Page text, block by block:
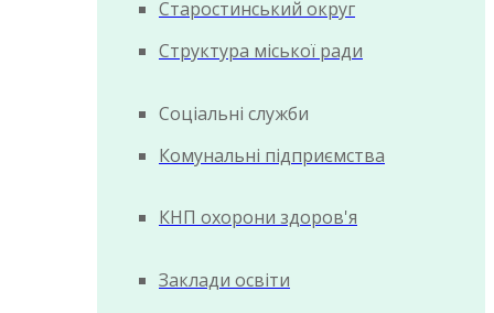
Старостинський округ
Структура міської ради
Соціальні служби
Комунальні підприємства
КНП охорони здоров'я
Заклади освіти